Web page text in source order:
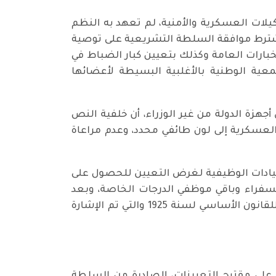
العسكرية والأمنية، لم تعهد به النظم
اشترط موافقة السلطة التشريعية على توصية
العامة وكذلك بتعيين كبار الضباط في
الوطنية بالأغلبية البسيطة لأعضائها
الدولة من غير الوزراء، أن خلفية النص
إلى لون طائفي محدد، وعدم مراعاة
الوظيفية لغرض التعيين للحصول على
وباقي موظفي الدرجات الخاصة، وبعد
موافقة مجلس الوزراء على هذه الترشيحات، ترفع إلى مجلس الرئاسة لإقرارها، وهذه عودة محمودة للقانون الأساسي لسنة 1925 والتي تم الإشارة